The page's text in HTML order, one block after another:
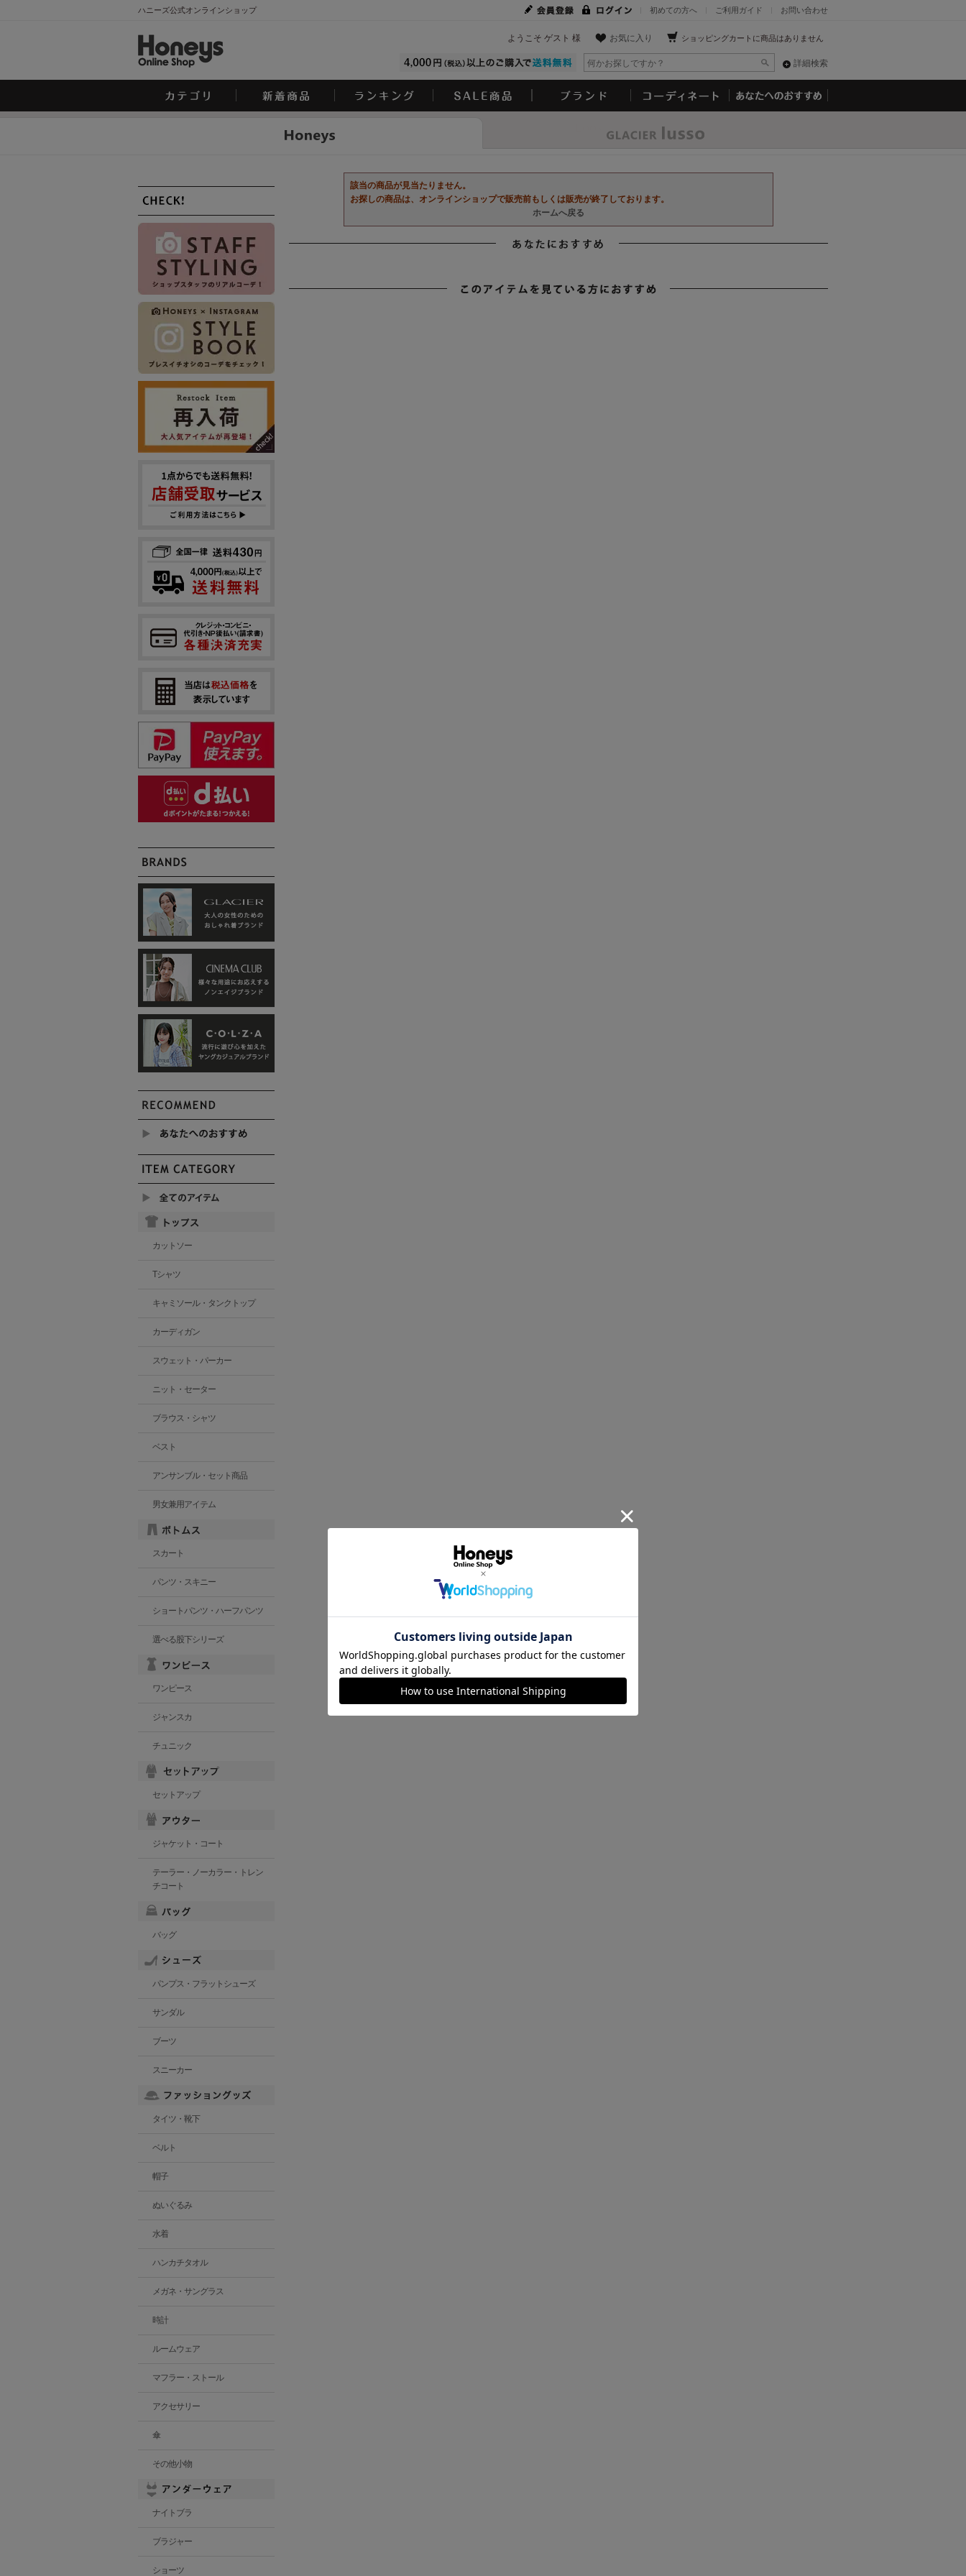
ハニーズ公式オンラインショップ お問い合わせ
ご利用ガイド
初めての方へ
ショッピングカートに商品はありません
お気に入り
ようこそ ゲスト 様
詳細検索
該当の商品が見当たりません。
お探しの商品は、オンラインショップで販売前もしくは販売が終了しております。
ホームへ戻る
カットソー
Tシャツ
キャミソール・タンクトップ
カーディガン
スウェット・パーカー
ニット・セーター
ブラウス・シャツ
ベスト
アンサンブル・セット商品
男女兼用アイテム
スカート
パンツ・スキニー
ショートパンツ・ハーフパンツ
選べる股下シリーズ
ワンピース
ジャンスカ
チュニック
セットアップ
ジャケット・コート
テーラー・ノーカラー・トレン
チコート
バッグ
パンプス・フラットシューズ
サンダル
ブーツ
スニーカー
タイツ・靴下
ベルト
帽子
ぬいぐるみ
水着
ハンカチタオル
メガネ・サングラス
時計
ルームウェア
マフラー・ストール
アクセサリー
傘
その他小物
ナイトブラ
ブラジャー
ショーツ